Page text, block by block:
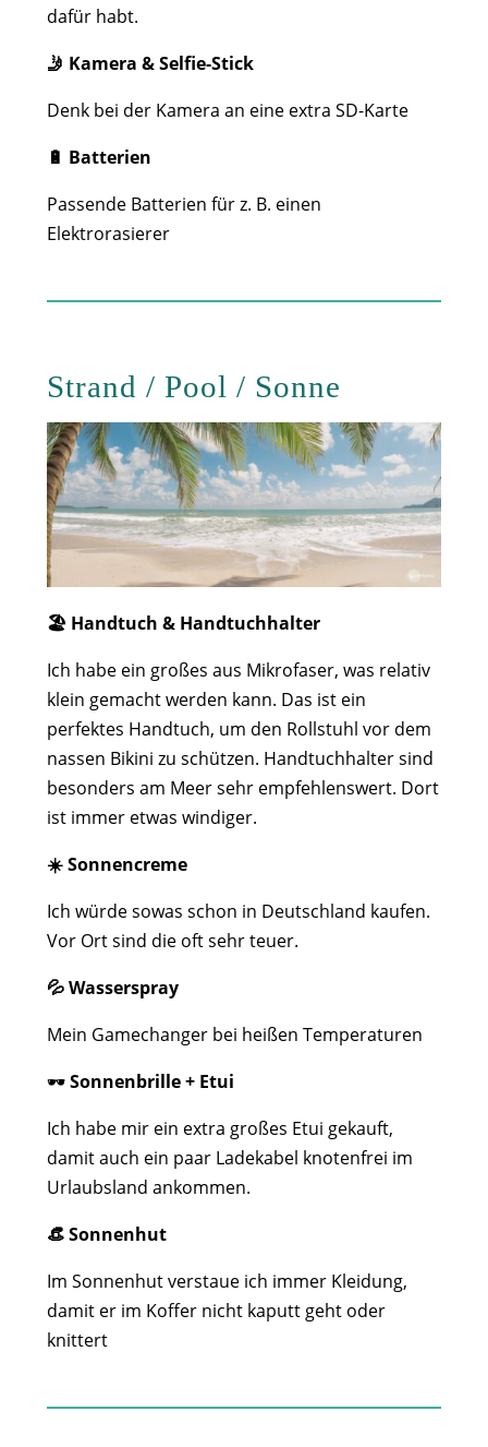
dafür habt.
🤳 Kamera & Selfie-Stick
Denk bei der Kamera an eine extra SD-Karte
🔋 Batterien
Passende Batterien für z. B. einen
Elektrorasierer
Strand / Pool / Sonne
🏖️ Handtuch & Handtuchhalter
Ich habe ein großes aus Mikrofaser, was relativ
klein gemacht werden kann. Das ist ein
perfektes Handtuch, um den Rollstuhl vor dem
nassen Bikini zu schützen. Handtuchhalter sind
besonders am Meer sehr empfehlenswert. Dort
ist immer etwas windiger.
☀️ Sonnencreme
Ich würde sowas schon in Deutschland kaufen.
Vor Ort sind die oft sehr teuer.
💦 Wasserspray
Mein Gamechanger bei heißen Temperaturen
🕶️Sonnenbrille + Etui
Ich habe mir ein extra großes Etui gekauft,
damit auch ein paar Ladekabel knotenfrei im
Urlaubsland ankommen.
👒 Sonnenhut
Im Sonnenhut verstaue ich immer Kleidung,
damit er im Koffer nicht kaputt geht oder
knittert